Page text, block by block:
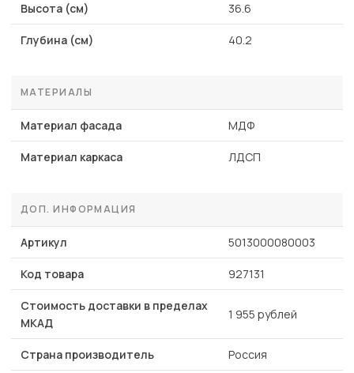
Высота (см) 36.6
Глубина (см) 40.2
МАТЕРИАЛЫ
Материал фасада МДФ
Материал каркаса ЛДСП
ДОП. ИНФОРМАЦИЯ
Артикул 5013000080003
Код товара 927131
Стоимость доставки в пределах
МКАД
1 955 рублей
Страна производитель Россия